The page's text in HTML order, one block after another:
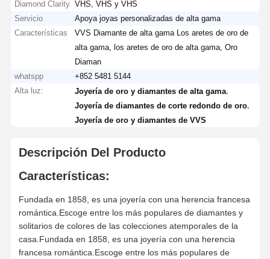
Diamond Clarity VHS, VHS y VHS
Servicio
Apoya joyas personalizadas de alta gama
Características
VVS Diamante de alta gama Los aretes de oro de
alta gama, los aretes de oro de alta gama, Oro
Diaman
whatspp
+852 5481 5144
Alta luz:
Joyería de oro y diamantes de alta gama
Joyería de diamantes de corte redondo de oro
Joyería de oro y diamantes de VVS
Descripción Del Producto
Características:
Fundada en 1858, es una joyería con una herencia francesa
romántica.Escoge entre los más populares de diamantes y
solitarios de colores de las colecciones atemporales de la
casa.Fundada en 1858, es una joyería con una herencia
francesa romántica.Escoge entre los más populares de